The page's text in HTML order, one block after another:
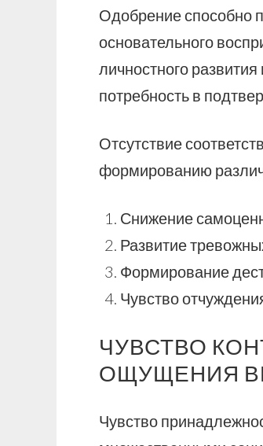
Одобрение способно
основательного
личностного
потребность в
Отсутствие
формированию
Снижение
Развитие
Формирование
Чувство
ЧУВСТВО
ОЩУЩЕНИЯ
Чувство